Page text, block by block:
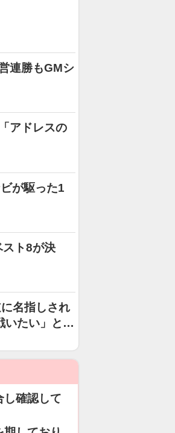
連勝もGMシ
アドレスの
が駆った1
スト8が決
名指しされ
いたい」と対
構想
し確認して